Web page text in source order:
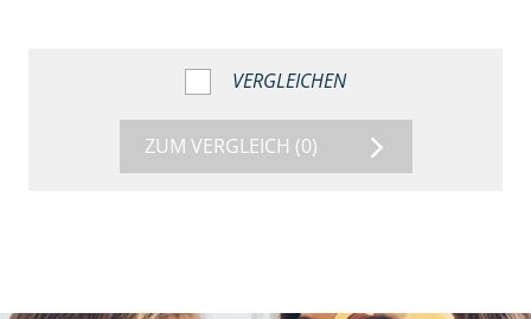
VERGLEICHEN
ZUM VERGLEICH (0)